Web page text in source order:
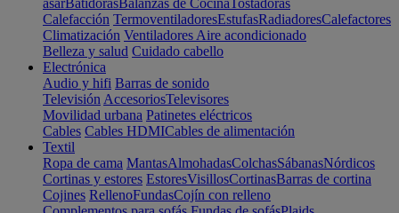
asarBatidorasBalanzas de CocinaTostadoras
Calefacción TermoventiladoresEstufasRadiadoresCalefactores
Climatización Ventiladores Aire acondicionado
Belleza y salud Cuidado cabello
Electrónica
Audio y hifi Barras de sonido
Televisión AccesoriosTelevisores
Movilidad urbana Patinetes eléctricos
Cables Cables HDMICables de alimentación
Textil
Ropa de cama MantasAlmohadasColchasSábanasNórdicos
Cortinas y estores EstoresVisillosCortinasBarras de cortina
Cojines RellenoFundasCojín con relleno